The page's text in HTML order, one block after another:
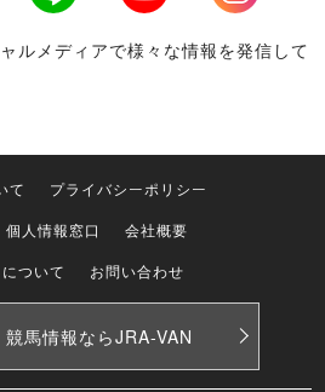
LINE Youtube
Instagram
ルメディアで様々な情報を発信して
て
プライバシーポリシー
個人情報窓口
会社概要
ついて
お問い合わせ
馬情報ならJRA-VAN